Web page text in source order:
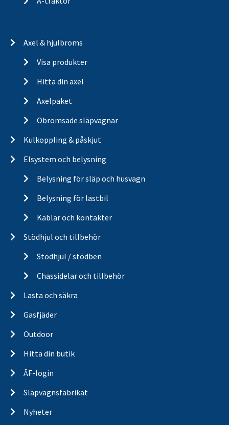
Axel & hjulbroms
Visa produkter
Hitta din axel
Axelpaket
Obromsade släpvagnar
Kulkoppling & påskjut
Elsystem och belysning
Belysning för släp och husvagn
Belysning för lastbil
Kablar och kontakter
Stödhjul och tillbehör
Stödhjul / stödben
Chassidelar och tillbehör
Lasta och säkra
Gasfjäder
Outdoor
Hitta din butik
ÅF-login
Släpvagnsfabrikat
Nyheter